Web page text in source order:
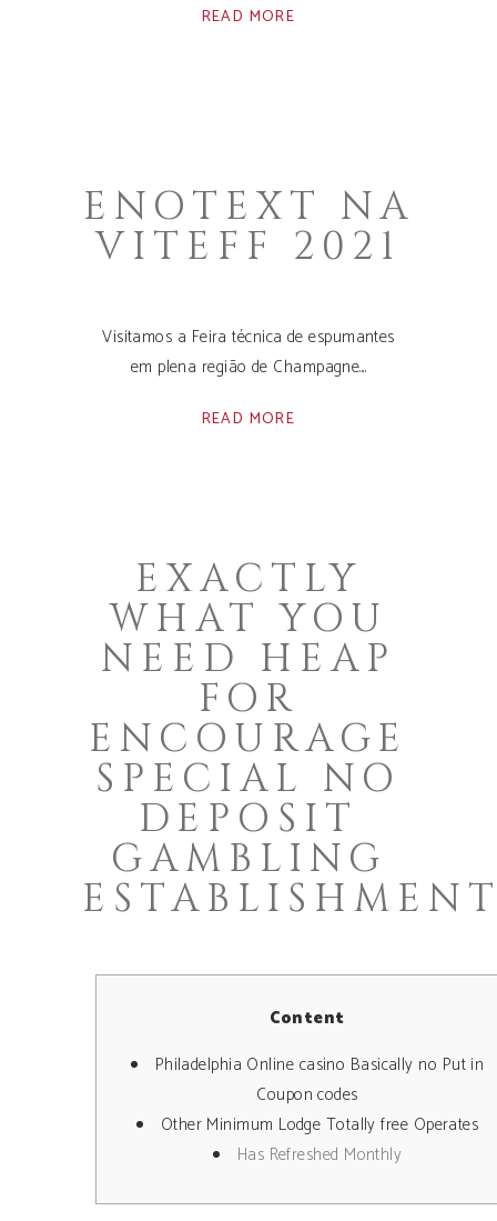
READ MORE
ENOTEXT NA
VITEFF 2021
Visitamos a Feira técnica de espumantes
em plena região de Champagne.
READ MORE
EXACTLY
WHAT YOU
NEED HEAP
FOR
ENCOURAGE
SPECIAL NO
DEPOSIT
GAMBLING
Content
Philadelphia Online casino Basically no Put in
Coupon codes
Other Minimum Lodge Totally free Operates
Has Refreshed Monthly